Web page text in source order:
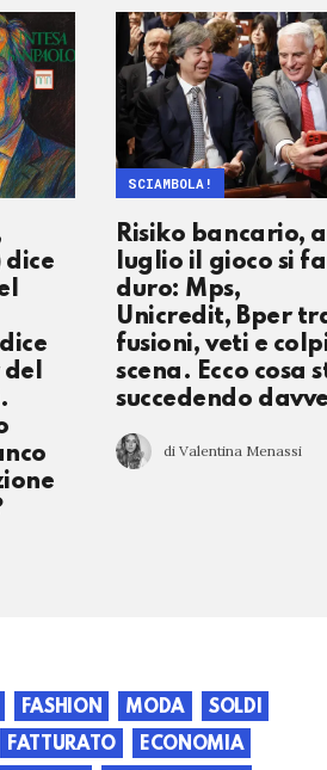
dice
Risiko bancario, a
luglio il gioco si fa
duro: Mps,
Unicredit, Bper
fusioni, veti e
scena. Ecco cosa
succedendo
di Valentina Menassi
SCIAMBOLA!
FASHION MODA
SOLDI
FATTURATO
ECONOMIA